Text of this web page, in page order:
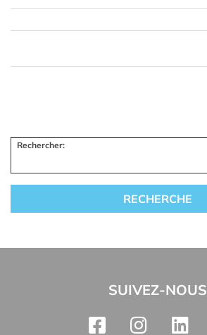
Rechercher:
SUIVEZ-NOUS